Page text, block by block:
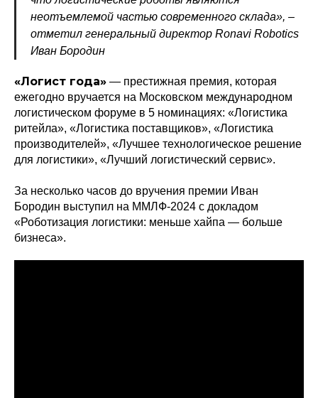
неотъемлемой частью современного склада», –
отметил генеральный директор Ronavi Robotics
Иван Бородин
«Логист года» — престижная премия, которая
ежегодно вручается на Московском международном
логистическом форуме в 5 номинациях: «Логистика
ритейла», «Логистика поставщиков», «Логистика
производителей», «Лучшее технологическое решение
для логистики», «Лучший логистический сервис».
За несколько часов до вручения премии Иван
Бородин выступил на ММЛФ-2024 с докладом
«Роботизация логистики: меньше хайпа — больше
бизнеса».